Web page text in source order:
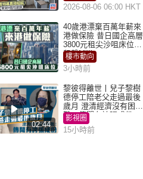
2026-08-06 06:00 HKT
40歲港漂棄百萬年薪來
港做保險 昔日國企高層
3800元租尖沙咀床位｜
租盤Million
樓市動向
3小時前
02:44
黎彼得離世丨兒子黎樹
德停工陪老父走過最後
歲月 澄清經濟沒有困
難：傳聞有誇張成份
影視圈
15小時前